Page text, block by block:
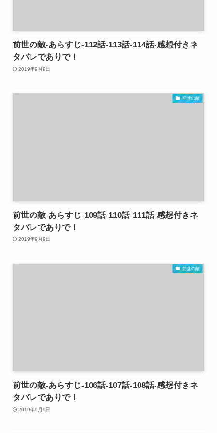
前世の敵-あらすじ-112話-113話-114話-感想付きネ
タバレでありで！
2019年9月9日
前世の敵
前世の敵-あらすじ-109話-110話-111話-感想付きネ
タバレでありで！
2019年9月9日
前世の敵
前世の敵-あらすじ-106話-107話-108話-感想付きネ
タバレでありで！
2019年9月9日